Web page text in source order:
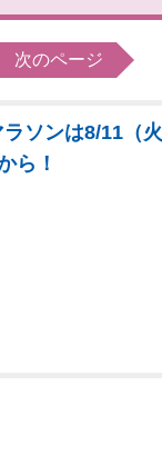
次のページ
ラソンは8/11（
ら！